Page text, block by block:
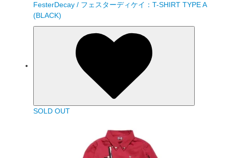
FesterDecay / フェスターディケイ：T-SHIRT TYPE A
(BLACK)
SOLD OUT